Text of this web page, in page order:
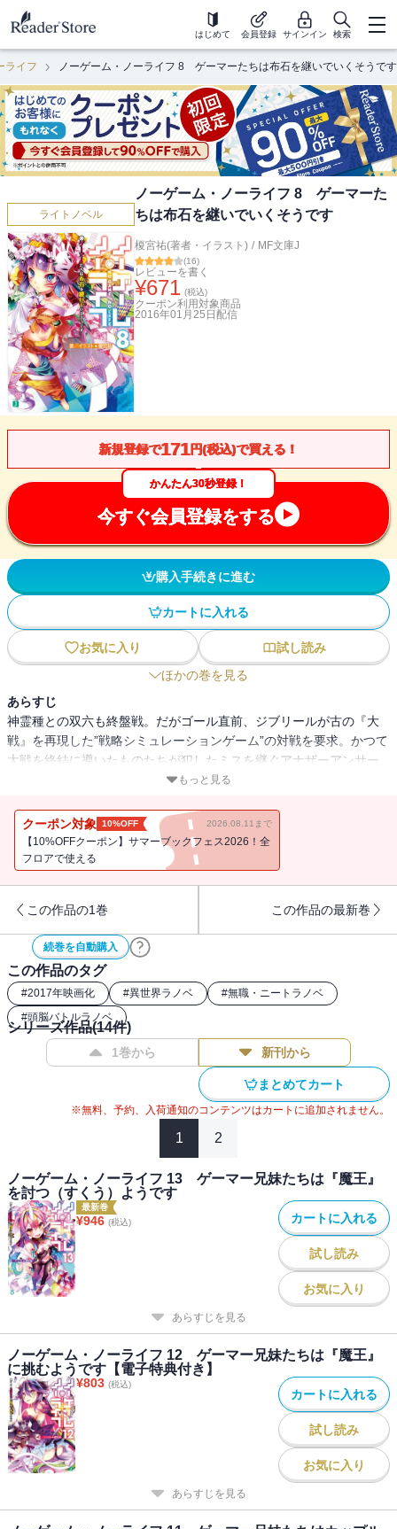
はじめて 会員登録 サインイン 検索
ライフ ノーゲーム・ノーライフ 8 ゲーマーたちは布石を継いでいくそうです
ライトノベル
ノーゲーム・ノーライフ 8 ゲーマーた
ちは布石を継いでいくそうです
榎宮祐(著者・イラスト) / MF文庫J
(16)
レビューを書く
¥671 (税込)
クーポン利用対象商品
2016年01月25日 配信
新規登録で171 円(税込)で買える！
かんたん30秒登録！
今すぐ会員登録をする
購入手続きに進む
カートに入れる
お気に入り
試し読み
ほかの巻を見る
あらすじ
神霊種との双六も終盤戦。だがゴール直前、ジブリールが古の『大
戦』を再現した”戦略シミュレーションゲーム”の対戦を要求。かつて
大戦を終結に導いたものたちが犯したミスを継ぐアナザーアンサー
もっと見る
クーポン対象 10%OFF 2026.08.11まで
【10%OFFクーポン】サマーブックフェス2026！全
フロアで使える
この作品の1巻 この作品の最新巻
続巻を自動購入
この作品のタグ
#2017年映画化 #異世界ラノベ #無職・ニートラノベ
#頭脳バトルラノベ
シリーズ作品(14件)
1巻から 新刊から
まとめてカート
※無料、予約、入荷通知のコンテンツはカートに追加されません。
1 2
ノーゲーム・ノーライフ 13 ゲーマー兄妹たちは『魔王』
を討つ（すくう）ようです
最新巻
¥946 (税込) カートに入れる
試し読み
お気に入り
あらすじを見る
ノーゲーム・ノーライフ 12 ゲーマー兄妹たちは『魔王』
に挑むようです【電子特典付き】
¥803 (税込)
カートに入れる
試し読み
お気に入り
あらすじを見る